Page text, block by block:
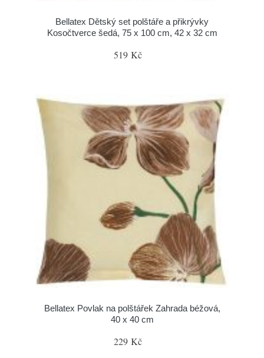
Bellatex Dětský set polštáře a přikrývky
Kosočtverce šedá, 75 x 100 cm, 42 x 32 cm
519 Kč
Bellatex Povlak na polštářek Zahrada béžová,
40 x 40 cm
229 Kč